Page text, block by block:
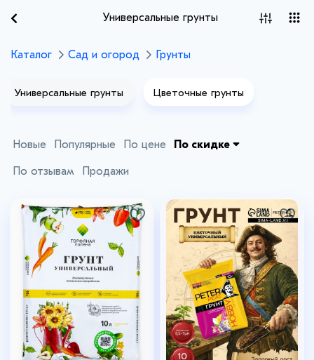
Универсальные грунты
Каталог Сад и огород Грунты
Универсальные грунты Цветочные грунты
Новые Популярные По цене По скидке
По отзывам Продажи